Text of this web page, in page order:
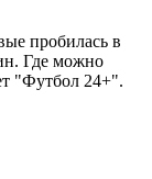
пробилась в
Где можно
"Футбол 24+".